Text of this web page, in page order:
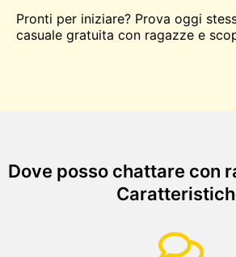
Pronti per iniziare? Prova oggi
casuale gratuita con ragazze e
Dove posso chattare con